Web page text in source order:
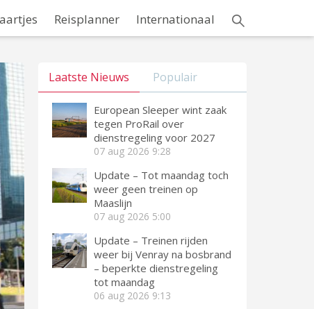
Reisplanner Internationaal
Laatste Nieuws Populair
European Sleeper wint zaak
tegen ProRail over
dienstregeling voor 2027
07 aug 2026 9:28
Update – Tot maandag toch
weer geen treinen op
Maaslijn
07 aug 2026 5:00
Update – Treinen rijden
weer bij Venray na bosbrand
– beperkte dienstregeling
tot maandag
06 aug 2026 9:13